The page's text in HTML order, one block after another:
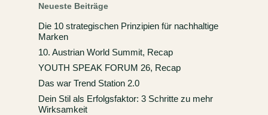
Neueste Beiträge
Die 10 strategischen Prinzipien für nachhaltige
Marken
10. Austrian World Summit, Recap
YOUTH SPEAK FORUM 26, Recap
Das war Trend Station 2.0
Dein Stil als Erfolgsfaktor: 3 Schritte zu mehr
Wirksamkeit